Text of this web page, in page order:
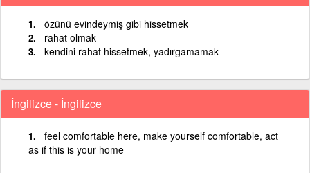
özünü evindeymiş gibi hissetmek
rahat olmak
kendini rahat hissetmek, yadırgamamak
İngilizce - İngilizce
feel comfortable here, make yourself comfortable, act
as if this is your home